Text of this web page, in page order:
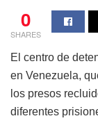
0
SHARES
El centro de
en Venezuela,
los presos
diferentes